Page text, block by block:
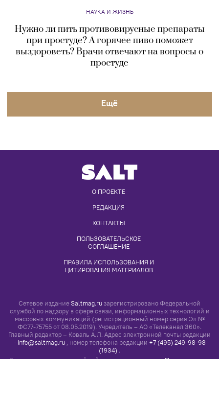
НАУКА И ЖИЗНЬ
Нужно ли пить противовирусные препараты
при простуде? А горячее пиво поможет
выздороветь? Врачи отвечают на вопросы о
простуде
Eщё
О ПРОЕКТЕ
РЕДАКЦИЯ
КОНТАКТЫ
ПОЛЬЗОВАТЕЛЬСКОЕ
СОГЛАШЕНИЕ
ПРАВИЛА ИСПОЛЬЗОВАНИЯ И
ЦИТИРОВАНИЯ МАТЕРИАЛОВ
Сетевое издание Saltmag.ru зарегистрировано Федеральной
службой по надзору в сфере связи, информационных технологий и
массовых коммуникаций (регистрационный номер серия Эл №
ФС77-75755 от 08.05.2019). Учредитель – АО «Телеканал 360».
Главный редактор – Коваль А.Л. Адрес электронной почты редакции
- info@saltmag.ru, номер телефона редакции +7 (495) 249-98-98
(1934) .
Просматривая настоящий сайт, вы соглашаетесь с«Правилами его